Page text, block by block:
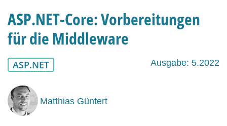
ASP.NET-Core: Vorbereitungen
für die Middleware
ASP.NET Ausgabe: 5.2022
Matthias Güntert